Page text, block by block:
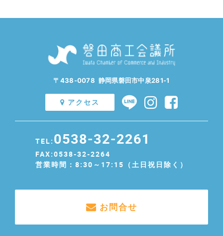
〒438-0078 静岡県磐田市中泉281-1
アクセス
TEL: 0538-32-2261
FAX:0538-32-2264
営業時間：8:30～17:15（土日祝日除く）
お問合せ